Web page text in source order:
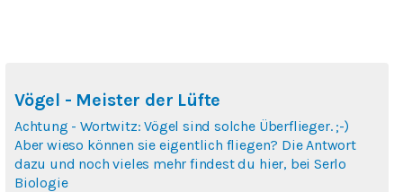
Vögel - Meister der Lüfte
Achtung - Wortwitz: Vögel sind solche Überflieger. ;-)
Aber wieso können sie eigentlich fliegen? Die Antwort
dazu und noch vieles mehr findest du hier, bei Serlo
Biologie